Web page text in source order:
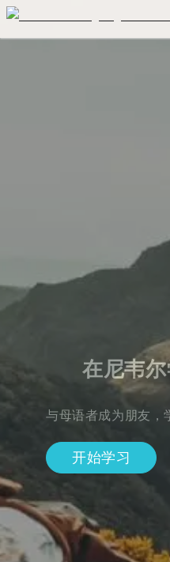
在尼韦
与母语者成为朋友，
开始学习